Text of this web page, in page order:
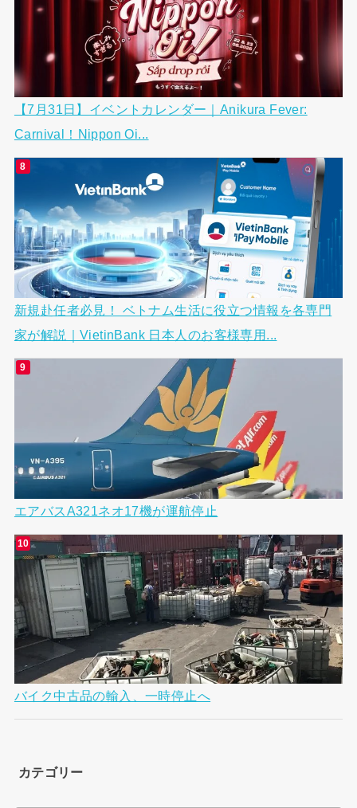
【7月31日】イベントカレンダー｜Anikura Fever:
Carnival！Nippon Oi...
新規赴任者必見！ ベトナム生活に役立つ情報を各専門
家が解説｜VietinBank 日本人のお客様専用...
エアバスA321ネオ17機が運航停止
バイク中古品の輸入、一時停止へ
カテゴリー